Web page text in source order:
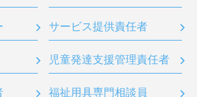
サービス提供責任者
児童発達支援管理責任者
福祉用具専門相談員